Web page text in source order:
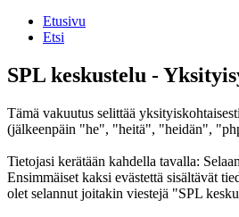
Etusivu
Etsi
SPL keskustelu -
Tämä vakuutus selittää
(jälkeenpäin "he", "heitä", "heidän",
Tietojasi kerätään kahdella tavalla:
Ensimmäiset kaksi evästettä sisältävät
olet selannut joitakin viestejä "SPL